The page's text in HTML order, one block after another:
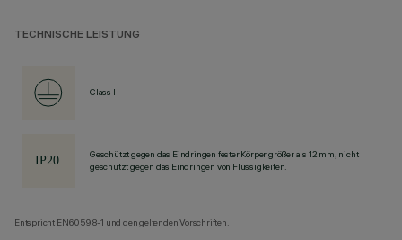
TECHNISCHE LEISTUNG
Class I
Geschützt gegen das Eindringen fester Körper größer als 12 mm, nicht
geschützt gegen das Eindringen von Flüssigkeiten.
Entspricht EN60598-1 und den geltenden Vorschriften.